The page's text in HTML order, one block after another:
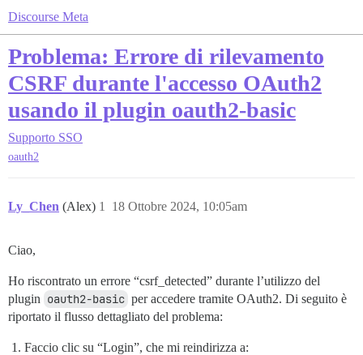
Discourse Meta
Problema: Errore di rilevamento
CSRF durante l'accesso OAuth2
usando il plugin oauth2-basic
Supporto SSO
oauth2
Ly_Chen (Alex) 18 Ottobre 2024, 10:05am
1
Ciao,
Ho riscontrato un errore “csrf_detected” durante l’utilizzo del
plugin oauth2-basic per accedere tramite OAuth2. Di seguito è
riportato il flusso dettagliato del problema:
Faccio clic su “Login”, che mi reindirizza a: